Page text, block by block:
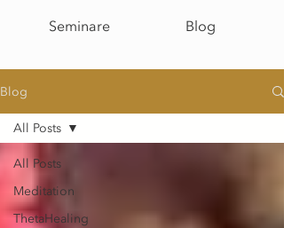
Seminare Blog
Blog
All Posts
Meditation
ThetaHealing
All Posts